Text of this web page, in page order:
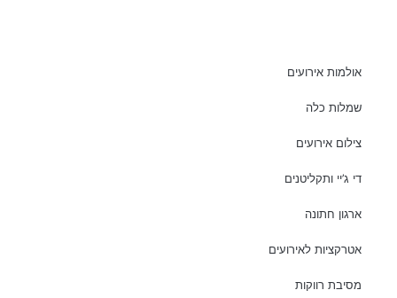
אולמות אירועים
שמלות כלה
צילום אירועים
די ג’יי ותקליטנים
ארגון חתונה
אטרקציות לאירועים
מסיבת רווקות